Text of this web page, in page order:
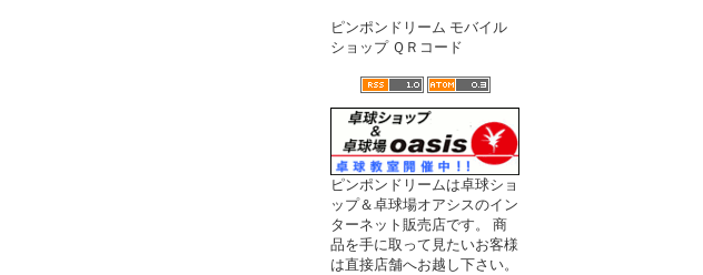
ピンポンドリーム モバイル
ショップ ＱＲコード
ピンポンドリームは卓球ショ
ップ＆卓球場オアシスのイン
ターネット販売店です。 商
品を手に取って見たいお客様
は直接店舗へお越し下さい。